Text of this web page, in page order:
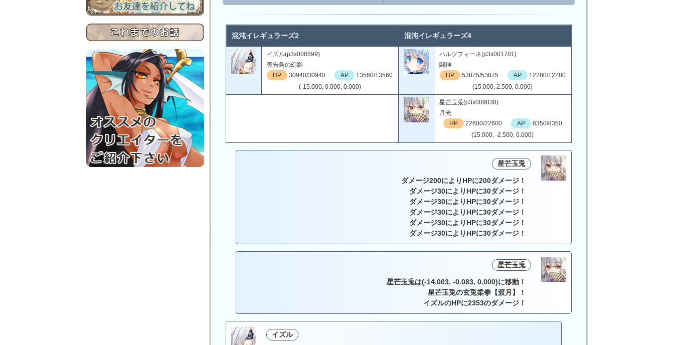
混沌イレギュラーズ2 混沌イレギュラーズ4
イズル(p3x008599)
夜告鳥の幻影
HP
30940/30940 AP
13560/13560
(-15.000, 0.000, 0.000)
ハルツフィーネ(p3x001701)
闘神
HP
53875/53875 AP
12280/12280
(15.000, 2.500, 0.000)
星芒玉兎(p3x009838)
月光
HP
22600/22600 AP
8350/8350
(15.000, -2.500, 0.000)
星芒玉兎
ダメージ200によりHPに200ダメージ！
ダメージ30によりHPに30ダメージ！
ダメージ30によりHPに30ダメージ！
ダメージ30によりHPに30ダメージ！
ダメージ30によりHPに30ダメージ！
ダメージ30によりHPに30ダメージ！
星芒玉兎
星芒玉兎は(-14.003, -0.083, 0.000)に移動！
星芒玉兎の玄兎柔拳【渡月】！
イズルのHPに2353のダメージ！
イズル